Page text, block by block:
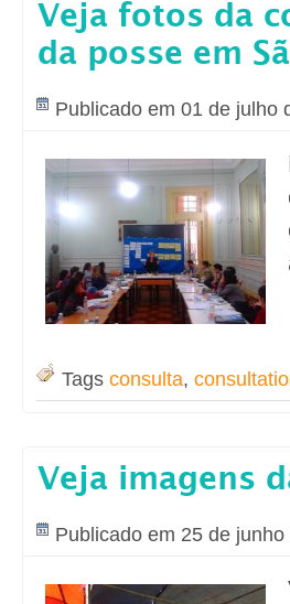
Veja fotos da
da posse em
Publicado em 01 de julho
Tags consulta,
Veja imagens
Publicado em 25 de junho